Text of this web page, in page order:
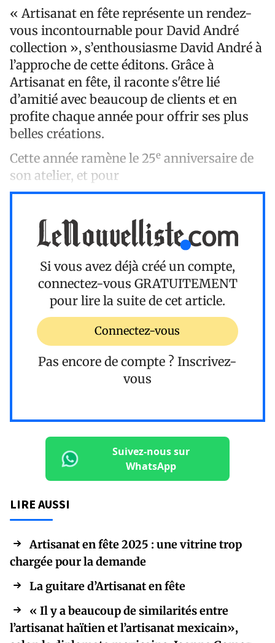
« Artisanat en fête représente un rendez-
vous incontournable pour David André
collection », s’enthousiasme David André à
l’approche de cette éditons. Grâce à
Artisanat en fête, il raconte s'être lié
d’amitié avec beaucoup de clients et en
profite chaque année pour offrir ses plus
belles créations.
Cette année ramène le 25e anniversaire de
son atelier, et pour
Si vous avez déjà créé un compte,
connectez-vous GRATUITEMENT
pour lire la suite de cet article.
Connectez-vous
Pas encore de compte ? Inscrivez-
vous
Suivez-nous sur
WhatsApp
LIRE AUSSI
Artisanat en fête 2025 : une vitrine trop
chargée pour la demande
La guitare d’Artisanat en fête
« Il y a beaucoup de similarités entre
l’artisanat haïtien et l’artisanat mexicain»,